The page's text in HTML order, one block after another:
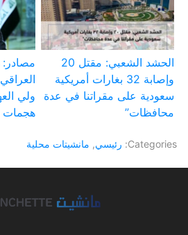
الحشد الشعبي: مقتل 20
وإصابة 32 بغارات أمريكية
سعودية على مقراتنا في عدة
محافظات”
مصادر:
ولي
هجمات
Categories: رئيسي, مانشيتات محلية